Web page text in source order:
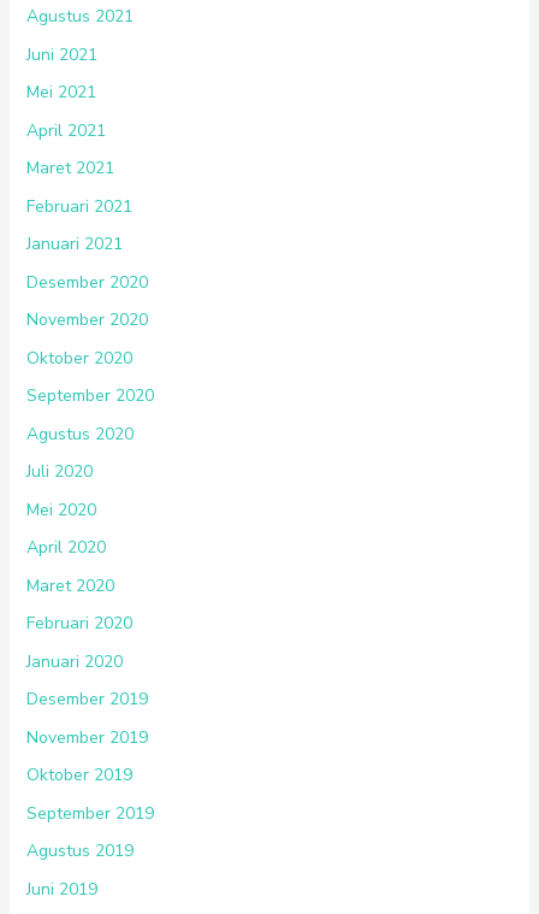
Agustus 2021
Juni 2021
Mei 2021
April 2021
Maret 2021
Februari 2021
Januari 2021
Desember 2020
November 2020
Oktober 2020
September 2020
Agustus 2020
Juli 2020
Mei 2020
April 2020
Maret 2020
Februari 2020
Januari 2020
Desember 2019
November 2019
Oktober 2019
September 2019
Agustus 2019
Juni 2019